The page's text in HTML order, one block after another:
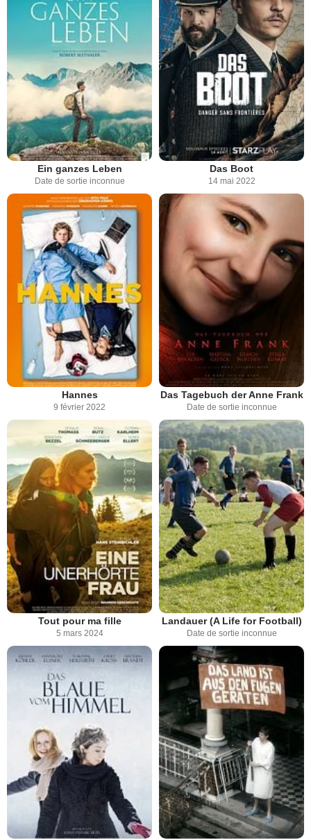
Ein ganzes Leben
Date de sortie inconnue
Das Boot
14 mai 2022
Hannes
9 février 2022
Das Tagebuch der Anne Frank
Date de sortie inconnue
Tout pour ma fille
5 mars 2024
Landauer (A Life for Football)
Date de sortie inconnue